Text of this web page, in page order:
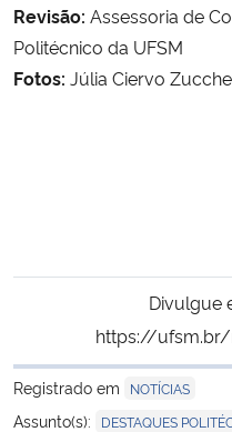
Revisão: Assessoria de
Politécnico da UFSM
Fotos: Júlia Ciervo
Divulgue
https://
Registrado em
NOTÍCIAS
Assunto(s): DESTAQUES